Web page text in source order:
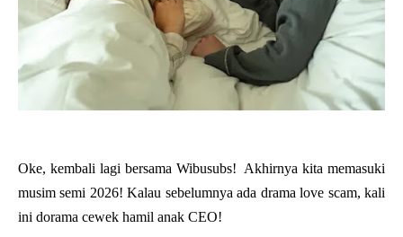
Oke, kembali lagi bersama Wibusubs! Akhirnya kita memasuki
musim semi 2026! Kalau sebelumnya ada drama love scam, kali
ini dorama cewek hamil anak CEO!